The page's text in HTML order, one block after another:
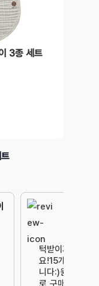
3종 세트
턱받이가 더 필
요!15개월 아기
니다:)원래 롤
로 구매해서 한